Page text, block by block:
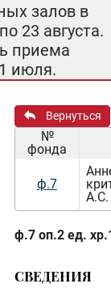
залов в
23 августа.
приема
июля.
Вернуться
№
фонда
ф.7
ф.7 оп.2 ед.
СВЕДЕНИЯ